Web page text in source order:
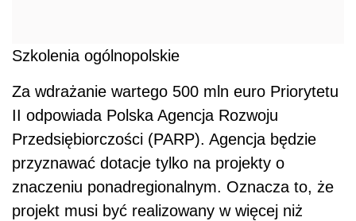
Szkolenia ogólnopolskie
Za wdrażanie wartego 500 mln euro Priorytetu
II odpowiada Polska Agencja Rozwoju
Przedsiębiorczości (PARP). Agencja będzie
przyznawać dotacje tylko na projekty o
znaczeniu ponadregionalnym. Oznacza to, że
projekt musi być realizowany w więcej niż